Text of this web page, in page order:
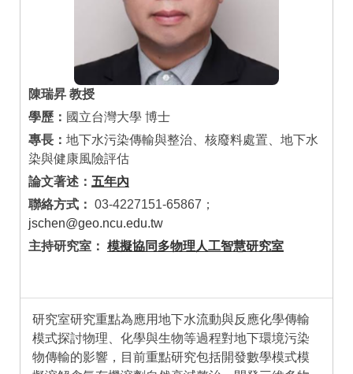
陳瑞昇 教授
學歷： 國立台灣大學 博士
專長： 地下水污染傳輸與整治、核廢料處置、地下水
染與健康風險評估
論文著述： 五年內
聯絡方式： 03-4227151-65867；
jschen@geo.ncu.edu.tw
主持研究室： 模擬協同多物理人工智慧研究室
研究室研究重點為應用地下水流動與反應化學傳輸
模式探討物理、化學與生物等過程對地下環境污染
物傳輸的影響，目前重點研究包括開發數學模式模